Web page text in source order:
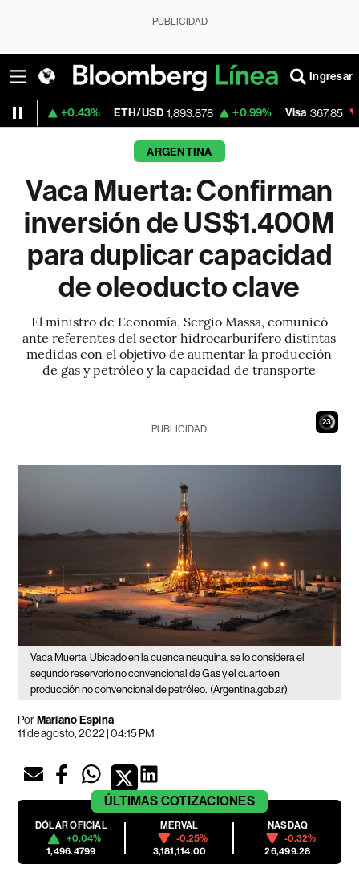
PUBLICIDAD
Ingresar
ETH/USD 1,893.878 +0.99% Visa 367.85 -0.47%
ARGENTINA
Vaca Muerta: Confirman
inversión de US$1.400M
para duplicar capacidad
de oleoducto clave
El ministro de Economía, Sergio Massa, comunicó
ante referentes del sector hidrocarburífero distintas
medidas con el objetivo de aumentar la producción
de gas y petróleo y la capacidad de transporte
21
PUBLICIDAD
Vaca Muerta Ubicado en la cuenca neuquina, se lo considera el
segundo reservorio no convencional de Gas y el cuarto en
producción no convencional de petróleo. (Argentina.gob.ar)
PorMariano Espina
11 de agosto, 2022 | 04:15 PM
ÚLTIMAS COTIZACIONES
DÓLAR OFICIAL
+0.04%
1,496.4799
MERVAL
-0.25%
3,181,114.00
NASDAQ
-0.32%
26,499.28